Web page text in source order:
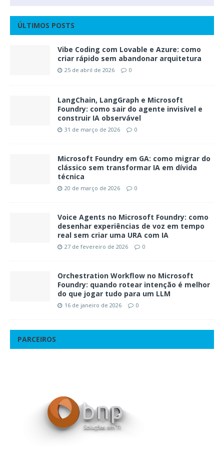
ÚLTIMOS POSTS
Vibe Coding com Lovable e Azure: como
criar rápido sem abandonar arquitetura
25 de abril de 2026 0
LangChain, LangGraph e Microsoft
Foundry: como sair do agente invisível e
construir IA observável
31 de março de 2026 0
Microsoft Foundry em GA: como migrar do
clássico sem transformar IA em dívida
técnica
20 de março de 2026 0
Voice Agents no Microsoft Foundry: como
desenhar experiências de voz em tempo
real sem criar uma URA com IA
27 de fevereiro de 2026 0
Orchestration Workflow no Microsoft
Foundry: quando rotear intenção é melhor
do que jogar tudo para um LLM
16 de janeiro de 2026 0
PARCEIROS